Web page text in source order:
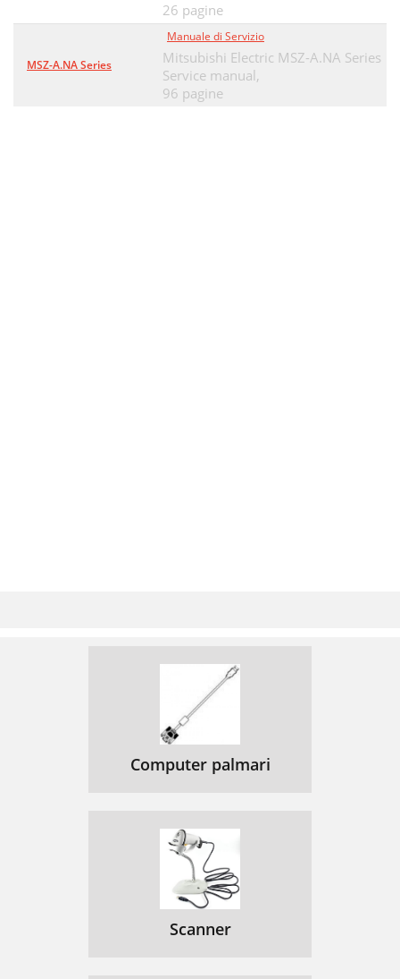
26 pagine
MSZ-A.NA Series
Manuale di Servizio
Mitsubishi Electric MSZ-A.NA Series
Service manual,
96 pagine
Computer palmari
Scanner